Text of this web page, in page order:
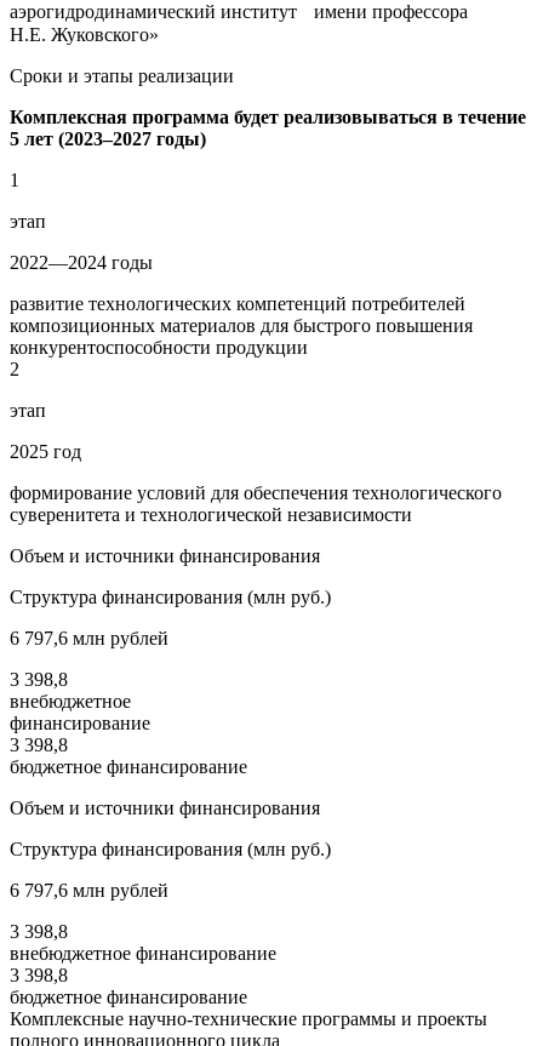
аэрогидродинамический институт имени профессора
Н.Е. Жуковского»
Сроки и этапы реализации
Комплексная программа будет реализовываться в течение
5 лет (2023–2027 годы)
1
этап
2022—2024 годы
развитие технологических компетенций потребителей
композиционных материалов для быстрого повышения
конкурентоспособности продукции
2
этап
2025 год
формирование условий для обеспечения технологического
суверенитета и технологической независимости
Объем и источники финансирования
Структура финансирования (млн руб.)
6 797,6 млн рублей
3 398,8
внебюджетное
финансирование
3 398,8
бюджетное финансирование
Объем и источники финансирования
Структура финансирования (млн руб.)
6 797,6 млн рублей
3 398,8
внебюджетное финансирование
3 398,8
бюджетное финансирование
Комплексные научно-технические программы и проекты
полного инновационного цикла